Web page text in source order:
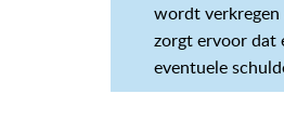
wordt verkregen
zorgt ervoor dat
eventuele